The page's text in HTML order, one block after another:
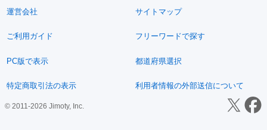
運営会社 サイトマップ
ご利用ガイド フリーワードで探す
PC版で表示 都道府県選択
特定商取引法の表示 利用者情報の外部送信について
© 2011-2026 Jimoty, Inc.